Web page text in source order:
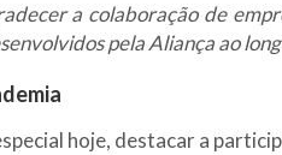
a colaboração de
pela Aliança ao
hoje, destacar a